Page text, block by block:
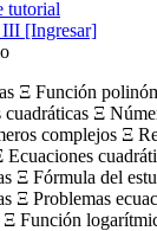
tutorial
III [Ingresar]
Ξ Función
Ξ
complejos Ξ
Ξ Fórmula del
Ξ Problemas
Función